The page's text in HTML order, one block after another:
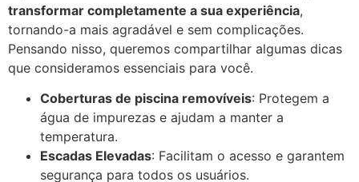
transformar completamente a sua experiência,
tornando-a mais agradável e sem complicações.
Pensando nisso, queremos compartilhar algumas dicas
que consideramos essenciais para você.
Coberturas de piscina removíveis: Protegem a
água de impurezas e ajudam a manter a
temperatura.
Escadas Elevadas: Facilitam o acesso e garantem
segurança para todos os usuários.